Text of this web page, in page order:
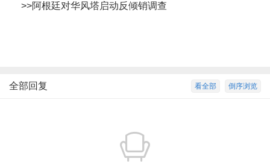
>>阿根廷对华风塔启动反倾销调查
倒序浏览
看全部
全部回复